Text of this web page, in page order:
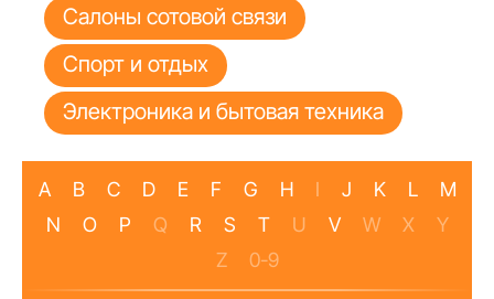
Салоны сотовой связи
Спорт и отдых
Электроника и бытовая техника
A B C D E F G H I J K L
M
N
O P Q R S T U V W X
Y
Z
0-9